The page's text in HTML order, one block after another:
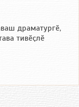
драматургӗ,
тивӗҫлӗ